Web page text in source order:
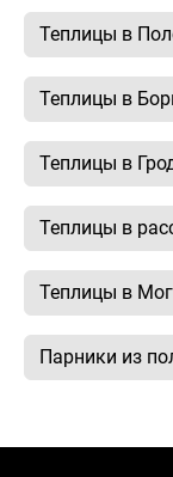
Теплицы в
Теплицы в
Теплицы в
Теплицы в
Теплицы в
Парники из